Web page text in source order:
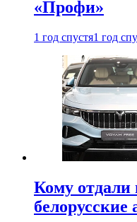
«Профи»
1 год спустя1 год
Кому отдали
белорусские